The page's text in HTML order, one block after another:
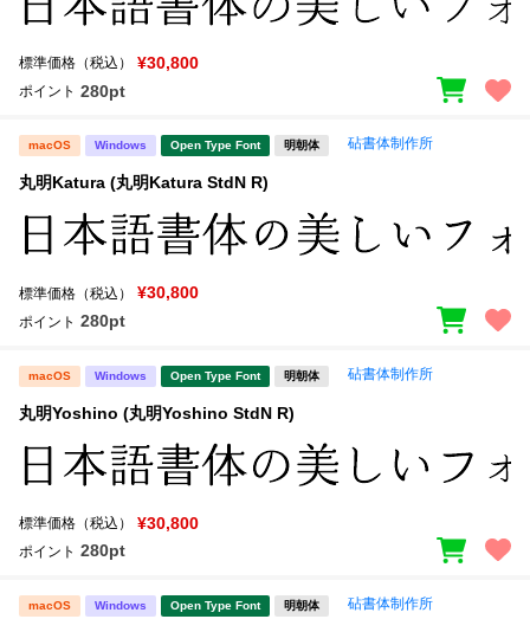
標準価格（税込） ¥30,800
ポイント 280pt
macOS Windows Open Type Font 明朝体 砧書体制作所
丸明Katura (丸明Katura StdN R)
標準価格（税込） ¥30,800
ポイント 280pt
macOS Windows Open Type Font 明朝体 砧書体制作所
丸明Yoshino (丸明Yoshino StdN R)
標準価格（税込） ¥30,800
ポイント 280pt
macOS Windows Open Type Font 明朝体 砧書体制作所